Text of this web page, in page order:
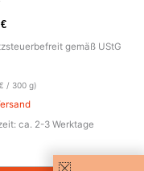
€
gemäß UStG
/ 300 g)
ca. 2-3 Werktage